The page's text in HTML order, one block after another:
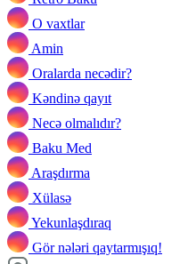
O vaxtlar
Amin
Oralarda necədir?
Kəndinə qayıt
Necə olmalıdır?
Baku Med
Araşdırma
Xülasə
Yekunlaşdıraq
Gör nələri qaytarmışıq!